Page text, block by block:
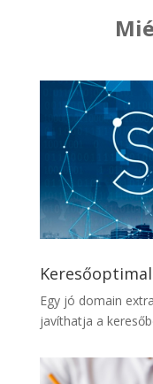
Egy jó domain
javíthatja a